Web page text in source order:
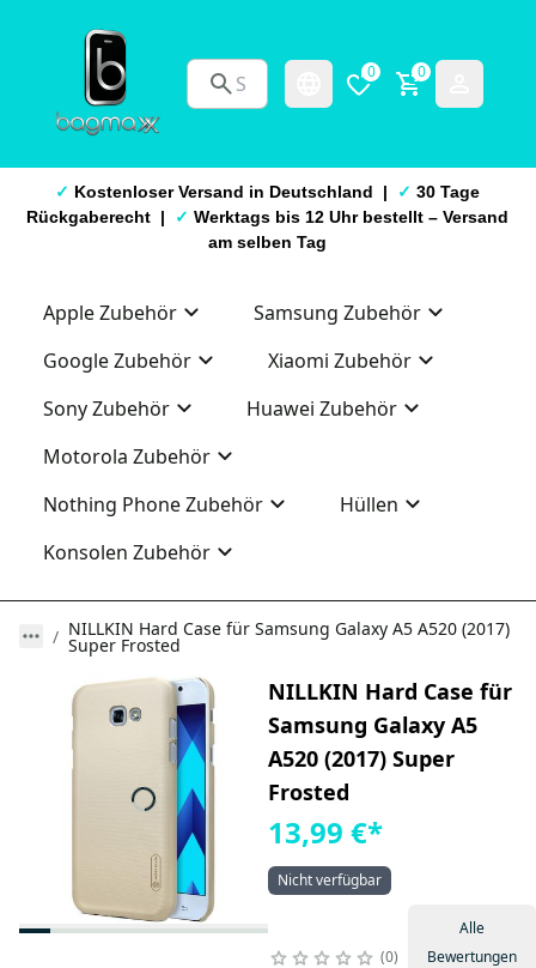
0 0
✓ Kostenloser Versand in Deutschland | ✓ 30 Tage
Rückgaberecht | ✓ Werktags bis 12 Uhr bestellt – Versand
am selben Tag
Apple Zubehör
Samsung Zubehör
Google Zubehör
Xiaomi Zubehör
Sony Zubehör
Huawei Zubehör
Motorola Zubehör
Nothing Phone Zubehör
Hüllen
Konsolen Zubehör
NILLKIN Hard Case für Samsung Galaxy A5 A520 (2017)
Super Frosted
NILLKIN Hard Case für
Samsung Galaxy A5
A520 (2017) Super
Frosted
13,99 €*
Nicht verfügbar
0
Alle
Bewertungen